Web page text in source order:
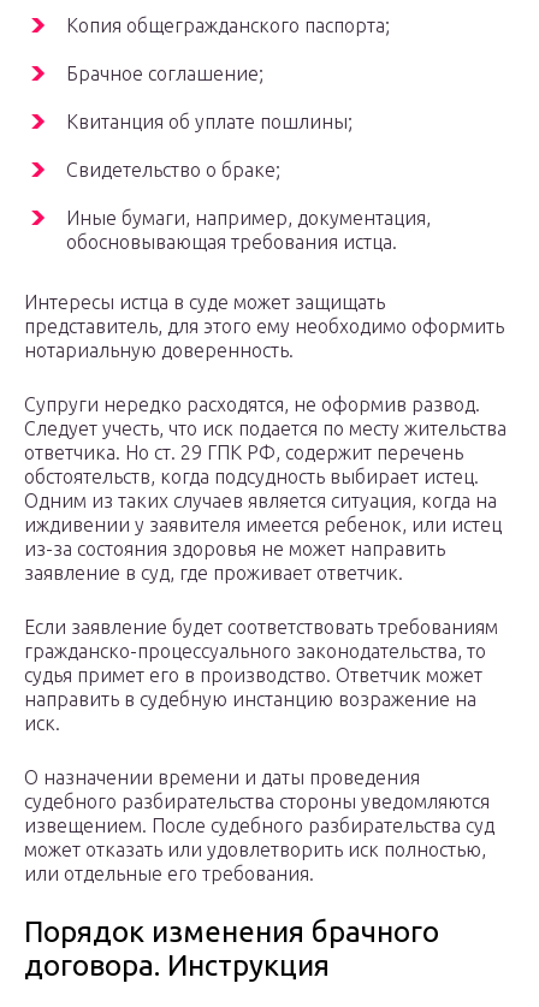
Копия общегражданского паспорта;
Брачное соглашение;
Квитанция об уплате пошлины;
Свидетельство о браке;
Иные бумаги, например, документация,
обосновывающая требования истца.
Интересы истца в суде может защищать
представитель, для этого ему необходимо оформить
нотариальную доверенность.
Супруги нередко расходятся, не оформив развод.
Следует учесть, что иск подается по месту жительства
ответчика. Но ст. 29 ГПК РФ, содержит перечень
обстоятельств, когда подсудность выбирает истец.
Одним из таких случаев является ситуация, когда на
иждивении у заявителя имеется ребенок, или истец
из-за состояния здоровья не может направить
заявление в суд, где проживает ответчик.
Если заявление будет соответствовать требованиям
гражданско-процессуального законодательства, то
судья примет его в производство. Ответчик может
направить в судебную инстанцию возражение на
иск.
О назначении времени и даты проведения
судебного разбирательства стороны уведомляются
извещением. После судебного разбирательства суд
может отказать или удовлетворить иск полностью,
или отдельные его требования.
Порядок изменения брачного
договора. Инструкция